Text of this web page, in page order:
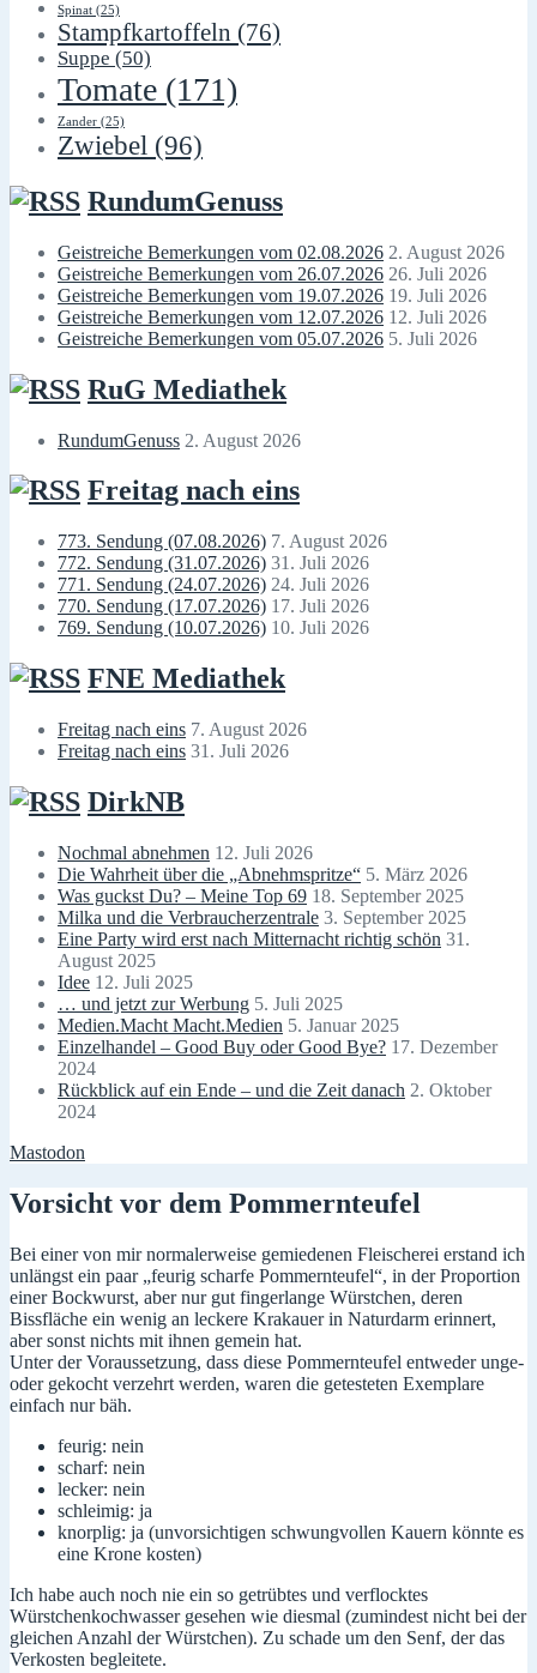
Spinat (25)
Stampfkartoffeln (76)
Suppe (50)
Tomate (171)
Zander (25)
Zwiebel (96)
RundumGenuss
Geistreiche Bemerkungen vom 02.08.2026 2. August 2026
Geistreiche Bemerkungen vom 26.07.2026 26. Juli 2026
Geistreiche Bemerkungen vom 19.07.2026 19. Juli 2026
Geistreiche Bemerkungen vom 12.07.2026 12. Juli 2026
Geistreiche Bemerkungen vom 05.07.2026 5. Juli 2026
RuG Mediathek
RundumGenuss 2. August 2026
Freitag nach eins
773. Sendung (07.08.2026) 7. August 2026
772. Sendung (31.07.2026) 31. Juli 2026
771. Sendung (24.07.2026) 24. Juli 2026
770. Sendung (17.07.2026) 17. Juli 2026
769. Sendung (10.07.2026) 10. Juli 2026
FNE Mediathek
Freitag nach eins 7. August 2026
Freitag nach eins 31. Juli 2026
DirkNB
Nochmal abnehmen 12. Juli 2026
Die Wahrheit über die „Abnehmspritze“ 5. März 2026
Was guckst Du? – Meine Top 69 18. September 2025
Milka und die Verbraucherzentrale 3. September 2025
Eine Party wird erst nach Mitternacht richtig schön 31.
August 2025
Idee 12. Juli 2025
… und jetzt zur Werbung 5. Juli 2025
Medien.Macht Macht.Medien 5. Januar 2025
Einzelhandel – Good Buy oder Good Bye? 17. Dezember
2024
Rückblick auf ein Ende – und die Zeit danach 2. Oktober
2024
Mastodon
Vorsicht vor dem Pommernteufel
Bei einer von mir normalerweise gemiedenen Fleischerei erstand ich
unlängst ein paar „feurig scharfe Pommernteufel“, in der Proportion
einer Bockwurst, aber nur gut fingerlange Würstchen, deren
Bissfläche ein wenig an leckere Krakauer in Naturdarm erinnert,
aber sonst nichts mit ihnen gemein hat.
Unter der Voraussetzung, dass diese Pommernteufel entweder unge-
oder gekocht verzehrt werden, waren die getesteten Exemplare
einfach nur bäh.
feurig: nein
scharf: nein
lecker: nein
schleimig: ja
knorplig: ja (unvorsichtigen schwungvollen Kauern könnte es
eine Krone kosten)
Ich habe auch noch nie ein so getrübtes und verflocktes
Würstchenkochwasser gesehen wie diesmal (zumindest nicht bei der
gleichen Anzahl der Würstchen). Zu schade um den Senf, der das
Verkosten begleitete.